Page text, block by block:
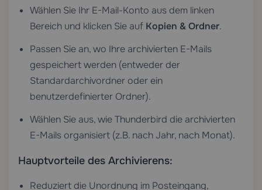
Wählen Sie Ihr E-Mail-Konto aus dem linken
Bereich und klicken Sie auf Kopien & Ordner.
Passen Sie an, wo Ihre archivierten E-Mails
gespeichert werden (entweder der
Standardarchivordner oder ein
benutzerdefinierter Ordner).
Wählen Sie aus, wie Thunderbird die archivierten
E-Mails organisiert (z.B. nach Jahr, nach Monat).
Hauptvorteile des Archivierens:
Reduziert die Unordnung im Posteingang,